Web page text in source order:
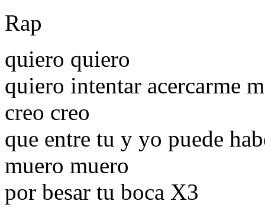
Rap
quiero quiero
quiero intentar acercarme
creo creo
que entre tu y yo puede
muero muero
por besar tu boca X3